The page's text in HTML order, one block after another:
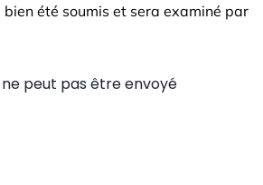
été soumis et sera examiné par
peut pas être envoyé